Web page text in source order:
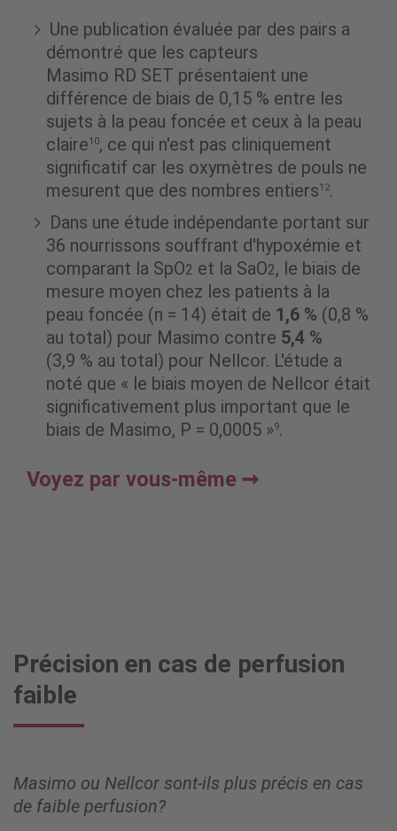
Une publication évaluée par des pairs a
démontré que les capteurs
Masimo RD SET présentaient une
différence de biais de 0,15 % entre les
sujets à la peau foncée et ceux à la peau
claire10, ce qui n'est pas cliniquement
significatif car les oxymètres de pouls ne
mesurent que des nombres entiers12.
Dans une étude indépendante portant sur
36 nourrissons souffrant d'hypoxémie et
comparant la SpO2 et la SaO2, le biais de
mesure moyen chez les patients à la
peau foncée (n = 14) était de 1,6 % (0,8 %
au total) pour Masimo contre 5,4 %
(3,9 % au total) pour Nellcor. L'étude a
noté que « le biais moyen de Nellcor était
significativement plus important que le
biais de Masimo, P = 0,0005 »9.
Voyez par vous-même
Précision en cas de perfusion
faible
Masimo ou Nellcor sont-ils plus précis en cas
de faible perfusion?